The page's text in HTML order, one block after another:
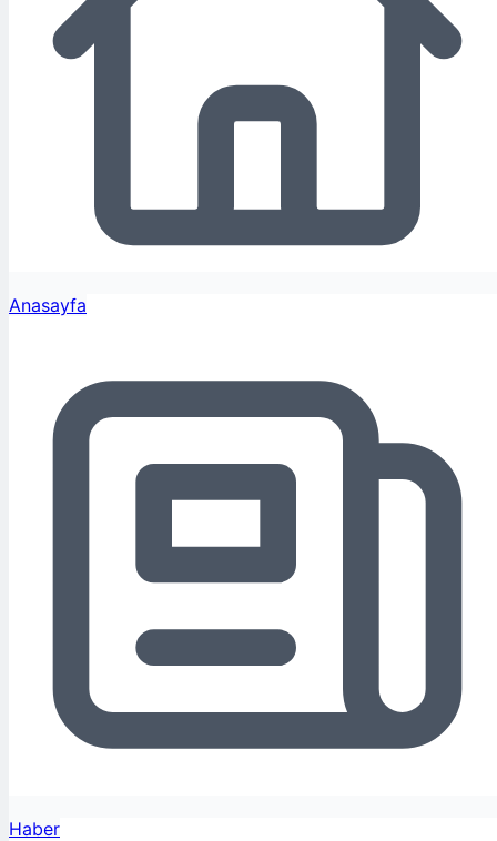
Anasayfa
Haber